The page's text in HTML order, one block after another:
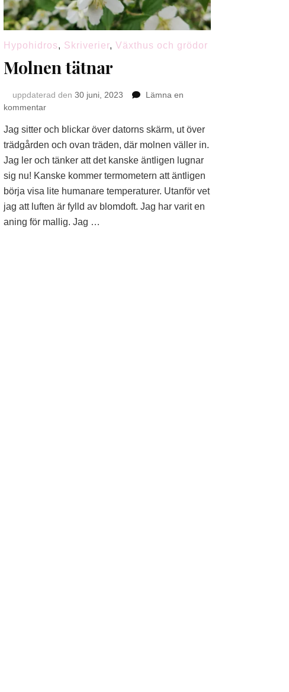
Hypohidros, Skriverier, Växthus och grödor
Molnen tätnar
uppdaterad den 30 juni, 2023
Lämna en
kommentarpå
tätnar
Jag sitter och blickar över datorns skärm, ut över
trädgården och ovan träden, där molnen väller in.
Jag ler och tänker att det kanske äntligen lugnar
sig nu! Kanske kommer termometern att äntligen
börja visa lite humanare temperaturer. Utanför vet
jag att luften är fylld av blomdoft. Jag har varit en
aning för mallig. Jag …